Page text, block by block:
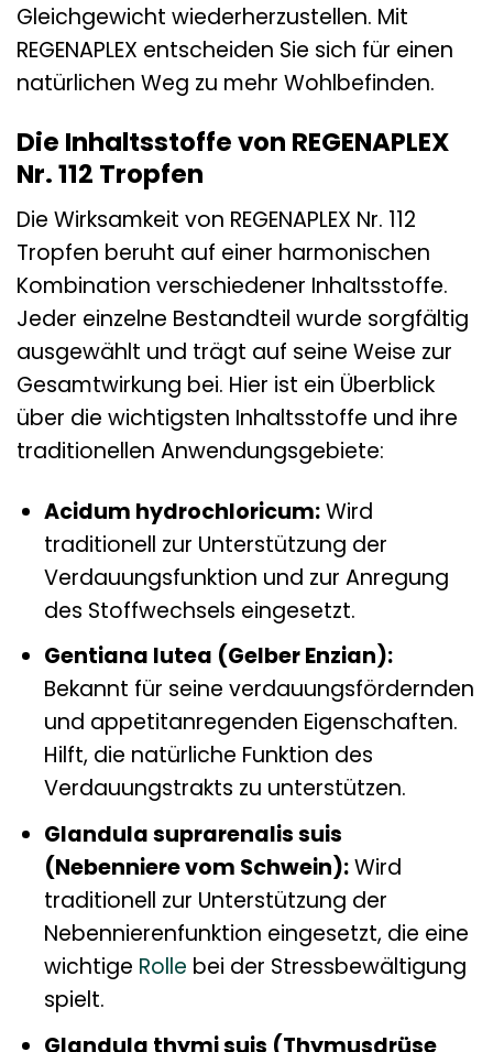
Gleichgewicht wiederherzustellen. Mit
REGENAPLEX entscheiden Sie sich für einen
natürlichen Weg zu mehr Wohlbefinden.
Die Inhaltsstoffe von REGENAPLEX
Nr. 112 Tropfen
Die Wirksamkeit von REGENAPLEX Nr. 112
Tropfen beruht auf einer harmonischen
Kombination verschiedener Inhaltsstoffe.
Jeder einzelne Bestandteil wurde sorgfältig
ausgewählt und trägt auf seine Weise zur
Gesamtwirkung bei. Hier ist ein Überblick
über die wichtigsten Inhaltsstoffe und ihre
traditionellen Anwendungsgebiete:
Acidum hydrochloricum:Wird
traditionell zur Unterstützung der
Verdauungsfunktion und zur Anregung
des Stoffwechsels eingesetzt.
Gentiana lutea (Gelber Enzian):
Bekannt für seine verdauungsfördernden
und appetitanregenden Eigenschaften.
Hilft, die natürliche Funktion des
Verdauungstrakts zu unterstützen.
Glandula suprarenalis suis
(Nebenniere vom Schwein):Wird
traditionell zur Unterstützung der
Nebennierenfunktion eingesetzt, die eine
wichtige Rolle bei der Stressbewältigung
spielt.
Glandula thymi suis (Thymusdrüse